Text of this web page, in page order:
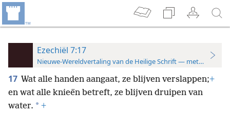
Ezechiël 7:17
Nieuwe-Wereldvertaling van de Heilige Schrift — met
17 Wat alle handen aangaat, ze blijven verslappen;+
en wat alle knieën betreft, ze blijven druipen van
water. * +